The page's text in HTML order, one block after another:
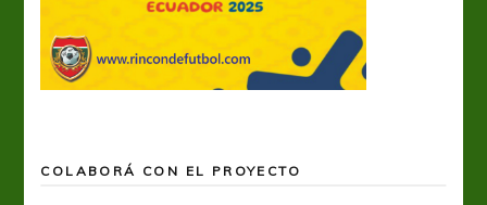
COLABORÁ CON EL PROYECTO